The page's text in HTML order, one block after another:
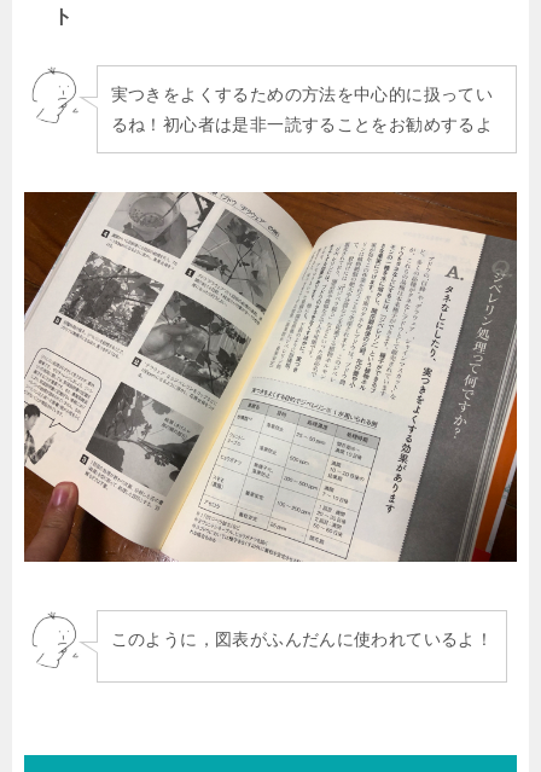
ト
実つきをよくするための方法を中心的に扱ってい
るね！初心者は是非一読することをお勧めするよ
このように，図表がふんだんに使われているよ！